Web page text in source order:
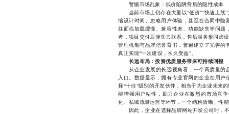
警惕市场乱象：低价陷阱背后的隐性成本
当前市场上仍存在大量以“低价”“快速上线”
缩设计时间、忽略用户体验，甚至在合同中
往面临加载缓慢、兼容性差、功能缺失等问
者，项目交付后便失去联系，售后服务形同虚
管理机制与品牌信誉背书，普遍建立了完善
真正实现“一次建设，长久受益”。
长远布局：投资优质服务带来可持续回报
从企业发展的长远视角看，一个高质量的
入口。数据显示，拥有专业官网的企业在用
择“十佳”级别的开发伙伴，相当于为企业未
能增强用户粘性，助力企业在激烈的市场竞
化、私域流量运营等环节，一个结构清晰、性
因此，企业在选择品牌网站开发公司时，不